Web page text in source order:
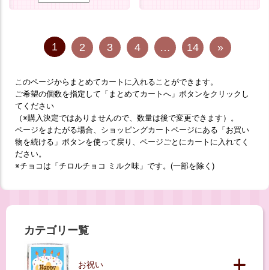
1 2 3 4 … 14 »
このページからまとめてカートに入れることができます。
ご希望の個数を指定して「まとめてカートへ」ボタンをクリックし
てください
（※購入決定ではありませんので、数量は後で変更できます）。
ページをまたがる場合、ショッピングカートページにある「お買い
物を続ける」ボタンを使って戻り、ページごとにカートに入れてく
ださい。
※チョコは「チロルチョコ ミルク味」です。(一部を除く)
カテゴリー覧
お祝い